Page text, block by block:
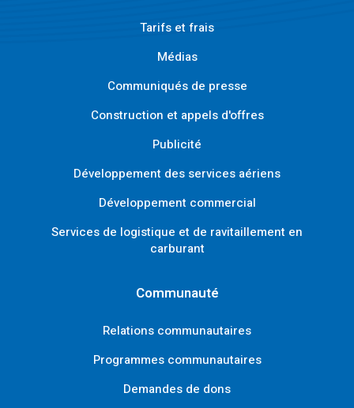
Tarifs et frais
Médias
Communiqués de presse
Construction et appels d'offres
Publicité
Développement des services aériens
Développement commercial
Services de logistique et de ravitaillement en
carburant
Communauté
Relations communautaires
Programmes communautaires
Demandes de dons